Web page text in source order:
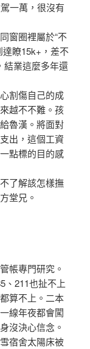
一萬，很沒有
窗圈裡屬於“不
達瞭15k+，差不
結業這麼多年還
割傷自己的成
越不不難。孩
魯漢。將面對
出，這個工資
點標的目的感
了解該怎樣撫
堂兄。
帳專門研究。
211也扯不上
算不上。二本
線年夜都會闖
沒決心信念。
宿舍太陽床被